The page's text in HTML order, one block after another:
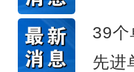
39个
先进